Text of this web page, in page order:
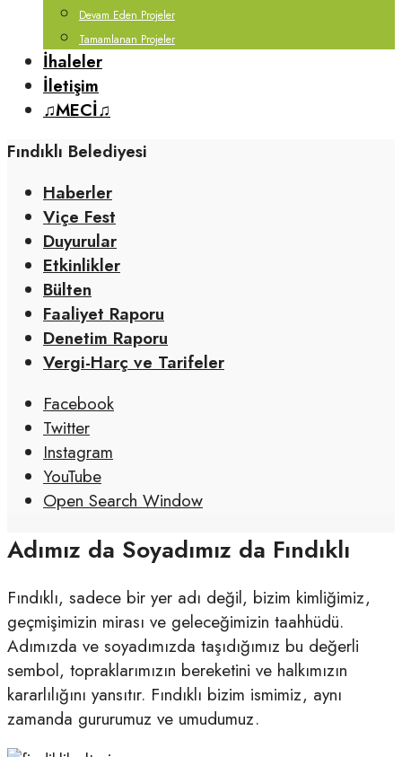
Devam Eden Projeler
Tamamlanan Projeler
İhaleler
İletişim
♫MECİ♫
Fındıklı Belediyesi
Haberler
Viçe Fest
Duyurular
Etkinlikler
Bülten
Faaliyet Raporu
Denetim Raporu
Vergi-Harç ve Tarifeler
Facebook
Twitter
Instagram
YouTube
Open Search Window
Adımız da Soyadımız da Fındıklı
Fındıklı, sadece bir yer adı değil, bizim kimliğimiz,
geçmişimizin mirası ve geleceğimizin taahhüdü.
Adımızda ve soyadımızda taşıdığımız bu değerli
sembol, topraklarımızın bereketini ve halkımızın
kararlılığını yansıtır. Fındıklı bizim ismimiz, aynı
zamanda gururumuz ve umudumuz.